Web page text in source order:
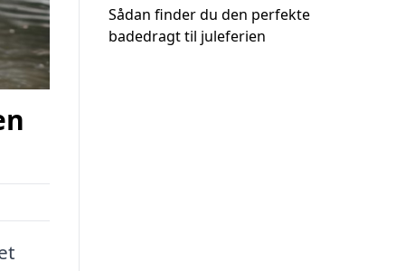
Sådan finder du den perfekte
badedragt til juleferien